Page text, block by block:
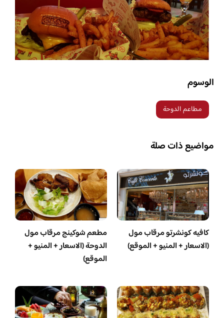
الوسوم
مطاعم الدوحة
مواضيع ذات صلة
كافيه كونشرتو مرقاب مول
(الاسعار + المنيو + الموقع)
مطعم شوكينج مرقاب مول
الدوحة (الاسعار + المنيو +
الموقع)